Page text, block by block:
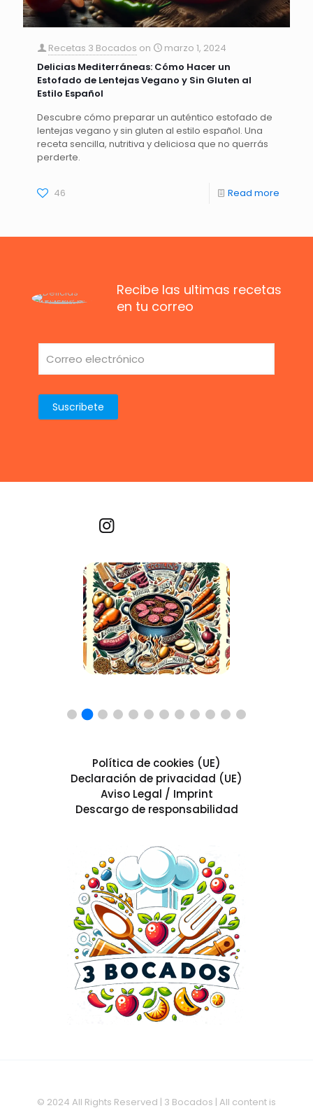
Recetas 3 Bocados on
marzo 1, 2024
Delicias Mediterráneas: Cómo Hacer un
Estofado de Lentejas Vegano y Sin Gluten al
Estilo Español
Descubre cómo preparar un auténtico estofado de
lentejas vegano y sin gluten al estilo español. Una
receta sencilla, nutritiva y deliciosa que no querrás
perderte.
46 Read more
Recibe las ultimas recetas
en tu correo
Política de cookies (UE)
Declaración de privacidad (UE)
Aviso Legal / Imprint
Descargo de responsabilidad
© 2024 All Rights Reserved | 3 Bocados | All content is